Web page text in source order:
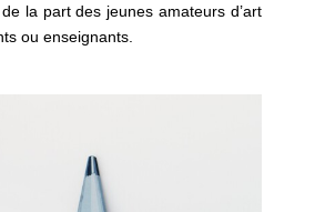
la part des jeunes amateurs d’art
ou enseignants.